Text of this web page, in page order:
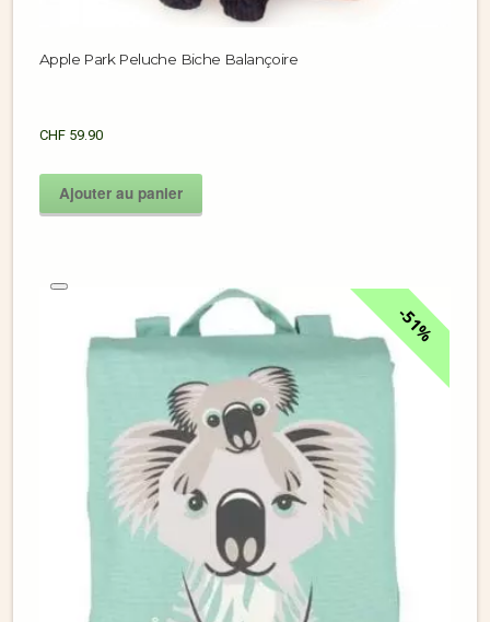
Apple Park Peluche Biche Balançoire
CHF 59.90
Ajouter au panier
51%